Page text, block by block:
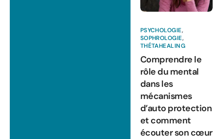
PSYCHOLOGIE,
SOPHROLOGIE,
THÉTAHEALING
Comprendre le
rôle du mental
dans les
mécanismes
d’auto protection
et comment
écouter son cœur